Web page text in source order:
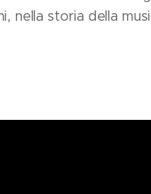
nella storia della